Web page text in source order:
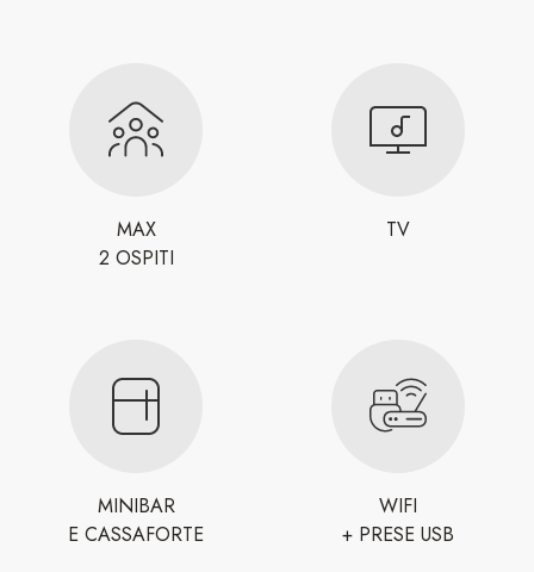
MAX
2 OSPITI
TV
MINIBAR
E CASSAFORTE
WIFI
+ PRESE USB